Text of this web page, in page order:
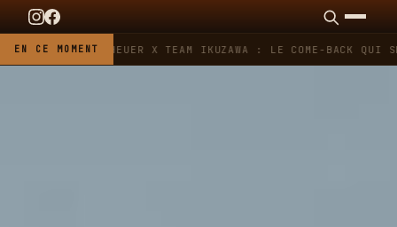
EN CE MOMENTTAG HEUER X TEAM IKUZAWA : LE COME-BACK QUI